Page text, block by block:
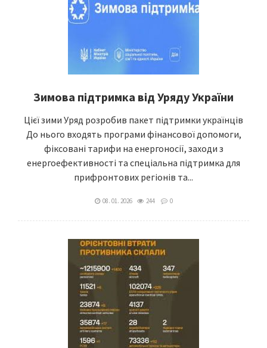
Зимова підтримка від Уряду України
Цієї зими Уряд розробив пакет підтримки українців
До нього входять програми фінансової допомоги,
фіксовані тарифи на енергоносії, заходи з
енергоефективності та спеціальна підтримка для
прифронтових регіонів та...
08. 01. 2026 244 0